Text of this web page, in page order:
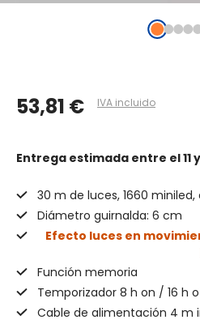
53,81 € IVA incluido
Entrega estimada entre el 11
30 m de luces, 1660
Diámetro guirnalda: 6 cm
Efecto luces en
Función memoria
Temporizador 8 h on / 16 h
Cable de alimentación 4 m